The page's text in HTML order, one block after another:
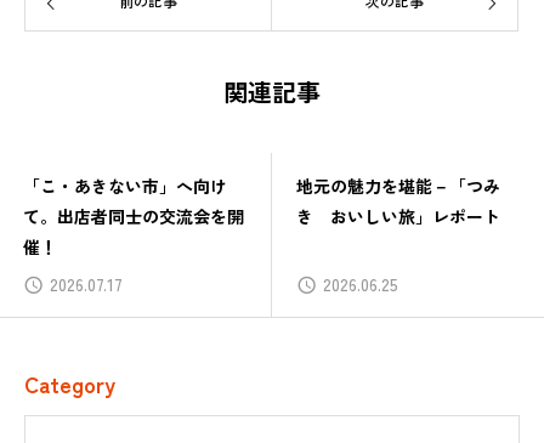
関連記事
「こ・あきない市」へ向け
て。出店者同士の交流会を開
催！
2026.07.17
地元の魅力を堪能－「つみ
き おいしい旅」レポート
2026.06.25
Category